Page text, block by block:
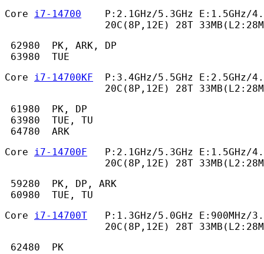
Core i7-14700
P:2.1GHz/5.3GHz E:1.5GHz/
20C(8P,12E) 28T
62980  PK, ARK, DP
63980  TUE
Core i7-14700KF
P:3.4GHz/5.5GHz E:2.5GHz/
20C(8P,12E) 28T
61980  PK, DP
63980  TUE, TU
64780  ARK
Core i7-14700F
P:2.1GHz/5.3GHz E:1.5GHz/
20C(8P,12E) 28T
59280  PK, DP, ARK
60980  TUE, TU
Core i7-14700T
P:1.3GHz/5.0GHz E:900MHz/
20C(8P,12E) 28T
62480  PK